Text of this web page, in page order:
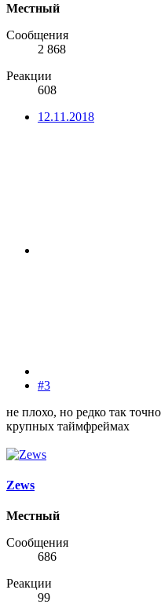
Местный
Сообщения
2 868
Реакции
608
12.11.2018
#3
не плохо, но редко так
крупных таймфреймах
Zews
Местный
Сообщения
686
Реакции
99